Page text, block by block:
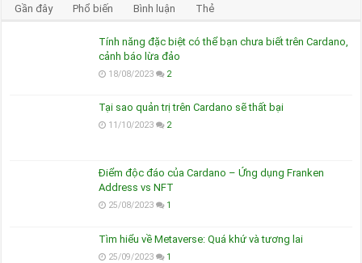
Gần đây Phổ biến Bình luận Thẻ
Tính năng đặc biệt có thể bạn chưa biết trên Cardano,
cảnh báo lừa đảo
18/08/2023 2
Tại sao quản trị trên Cardano sẽ thất bại
11/10/2023 2
Điểm độc đáo của Cardano – Ứng dụng Franken
Address vs NFT
25/08/2023 1
Tìm hiểu về Metaverse: Quá khứ và tương lai
25/09/2023 1